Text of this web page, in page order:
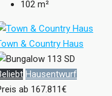
102 m²
& Country Haus
Hausentwurf
ab 167.811€